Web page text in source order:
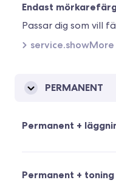
Endast
service.showMore
PERMANENT
Permanent +
Permanent + toning